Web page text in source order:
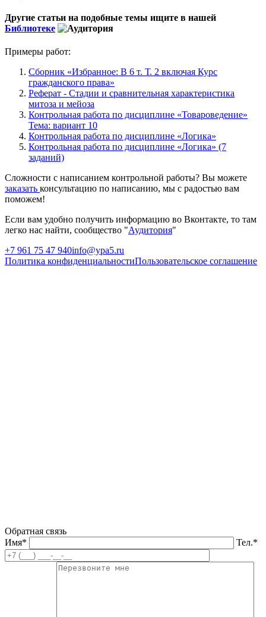
Другие статьи на подобные темы ищите в нашей
Библиотеке
Примеры работ:
Сборник «Избранное: В 6 т. Т. 2 включая Курс
гражданского права»
Реферат - Стадии и сравнительная характеристика
митоза и мейоза
Контрольная работа по дисциплине «Товароведение»
Тема: вариант 10
Контрольная работа по дисциплине «Логика»
Контрольная работа по дисциплине «Логика» (7
заданий)
Сложности с написанием контрольной работы? Вы можете
заказать консультацию по написанию, мы с радостью вам
поможем!
Если вам удобно получить информацию во Вконтакте, то там
легко нас найти, сообщество "Аудитория"
+7 961 75 47 940info@ypa5.ru
Политика конфиденциальностиПользовательское соглашение
Обратная связь
Имя*
Тел.*